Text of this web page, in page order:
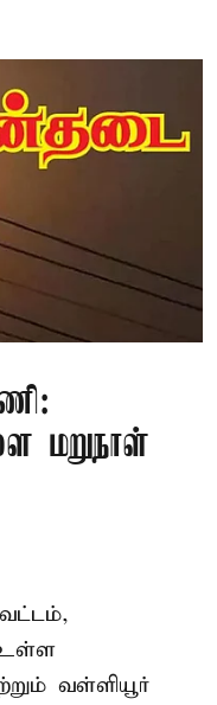
மறுநாள்
உள்ள
வள்ளியூர்